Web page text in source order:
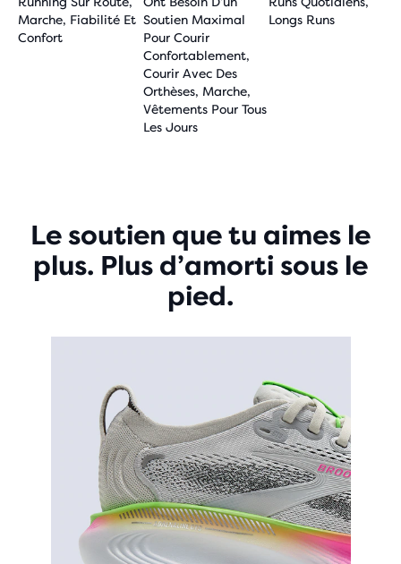
Marche, Fiabilité Et
Confort
Soutien Maximal
Pour Courir
Confortablement,
Courir Avec Des
Orthèses, Marche,
Vêtements Pour Tous
Les Jours
Longs Runs
Le soutien que tu aimes le
plus. Plus d’amorti sous le
pied.